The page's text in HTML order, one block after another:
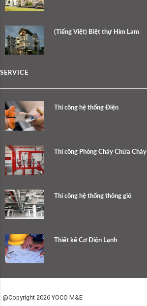
(Tiếng Việt) Biệt thự Him Lam
SERVICE
Thi công hệ thống Điện
Thi công Phòng Cháy Chữa Cháy
Thi công hệ thống thông gió
Thiết kế Cơ Điện Lạnh
@Copyright 2026 YOCO M&E